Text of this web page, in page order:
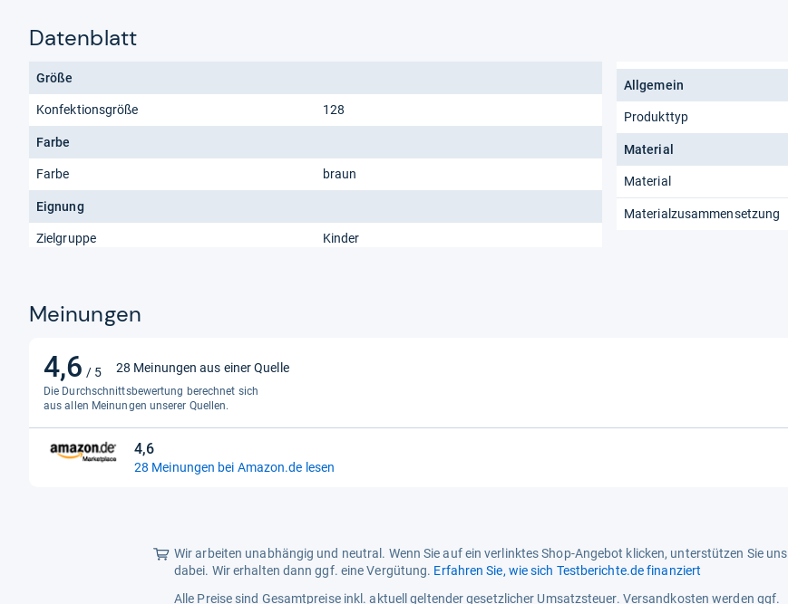
Datenblatt
Größe
Konfektionsgröße 128
Farbe
Farbe braun
Eignung
Zielgruppe Kinder
Allgemein
Produkttyp
Material
Material
Materialzusammensetzung
Meinungen
4,6 / 5
4,6
von
5
Sternen
28 Meinungen aus einer Quelle
Die Durchschnittsbewertung berechnet sich
aus allen Meinungen unserer Quellen.
4,6
4,6
von
28 Meinungen bei Amazon.de lesen
Wir arbeiten unabhängig und neutral. Wenn Sie auf ein verlinktes Shop-Angebot klicken, unterstützen Sie uns
dabei. Wir erhalten dann ggf. eine Vergütung. Erfahren Sie, wie sich Testberichte.de finanziert
Alle Preise sind Gesamtpreise inkl. aktuell geltender gesetzlicher Umsatzsteuer. Versandkosten werden ggf.